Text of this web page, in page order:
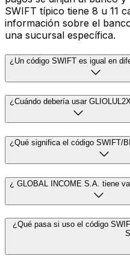
SWIFT típico tiene 8 u 11
información sobre el
una sucursal específica.
¿Un código SWIFT es igual en
¿Cuándo debería usar
¿Qué significa el código SWIFT/
¿ GLOBAL INCOME S.A. tiene
¿Qué pasa si uso el código